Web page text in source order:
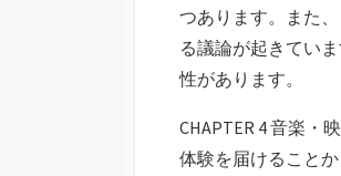
つあります。また
る議論が起きてい
性があります。
CHAPTER 4 音楽・
体験を届けること